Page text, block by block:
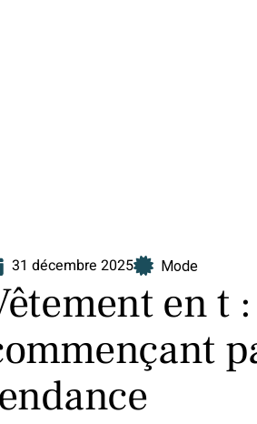
31 décembre 2025 Mode
en t